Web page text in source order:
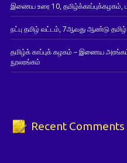
இணைய உரை 10, தமிழ்க்காப்புக்கழகம்,
நட்பு தமிழ் வட்டம், 7ஆவது ஆண்டு தமிழ்
தமிழ்க் காப்புக் கழகம் – இணைய
நூலரங்கம்
Recent Comments